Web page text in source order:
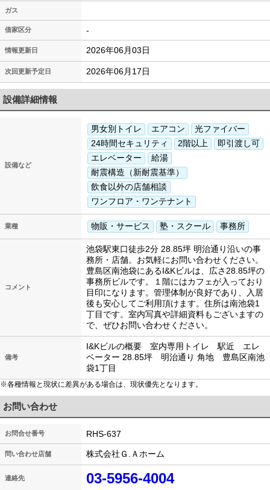
ガス
借家区分 -
情報更新日 2026年06月03日
次回更新予定日 2026年06月17日
設備詳細情報
設備など
男女別トイレ エアコン
光ファイバー
24時間セキュリティ
2階以上
即引渡し可
エレベーター
給湯
耐震構造（新耐震基準）
飲食以外の店舗相談
ワンフロア・ワンテナント
業種 物販・サービス 塾・スクール 事務所
コメント
池袋駅東口徒歩2分 28.85坪 明治通り沿いの事
務所・店舗。お気軽にお問い合わせください。
豊島区南池袋にあるI&Kビルは、広さ28.85坪の
事務所ビルです。１階にはカフェが入っており
目印になります。管理体制が良好であり、入居
後も安心してご利用頂けます。住所は南池袋1
丁目です。室内写真や詳細資料もございますの
で、ぜひお問い合わせください。
備考
I&Kビルの概要 室内専用トイレ 駅近 エレ
ベーター 28.85坪 明治通り 角地 豊島区南池
袋1丁目
※各種情報と現状に差異がある場合は、現状優先となります。
お問い合わせ
お問合せ番号 RHS-637
問い合わせ店舗 株式会社Ｇ.Ａホーム
連絡先 03-5956-4004